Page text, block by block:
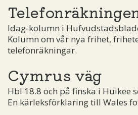
Idag-kolumn i
Kolumn om vår nya frihet,
telefonräkningar.
Cymrus väg
Hbl 18.8 och på finska i Huikee
En kärleksförklaring till Wales